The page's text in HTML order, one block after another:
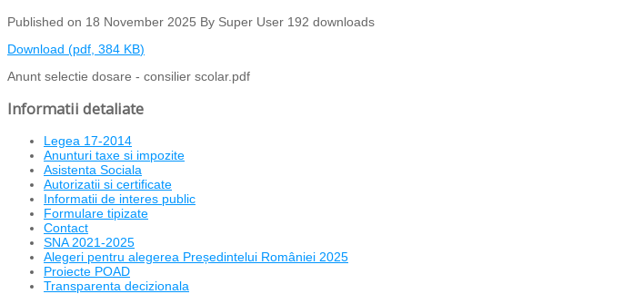
Published on 18 November 2025 By Super User 192 downloads
Download (pdf, 384 KB)
Anunt selectie dosare - consilier scolar.pdf
Informatii detaliate
Legea 17-2014
Anunturi taxe si impozite
Asistenta Sociala
Autorizatii si certificate
Informatii de interes public
Formulare tipizate
Contact
SNA 2021-2025
Alegeri pentru alegerea Președintelui României 2025
Proiecte POAD
Transparenta decizionala